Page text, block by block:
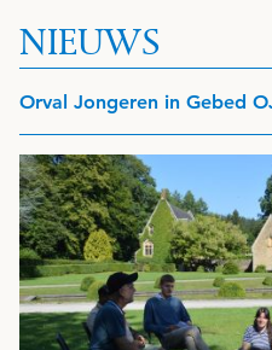
NIEUWS
Filters
Orval Jongeren in Gebed